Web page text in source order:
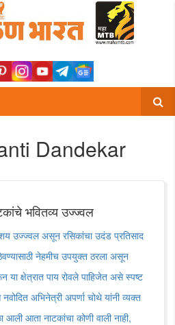
Dandekar
भवितव्य उज्ज्वल
उज्ज्वल असून रसिकांचा उदंड प्रतिसाद
नेहमीच उपयुक्त ठरला असून
या क्षेत्रात पाय रोवले पाहिजेत असे स्पष्ट
नवोदित अभिनेत्री अपर्णा चोथे यांनी व्यक्त
आता नाटकांचा कोणी वाली नाही,